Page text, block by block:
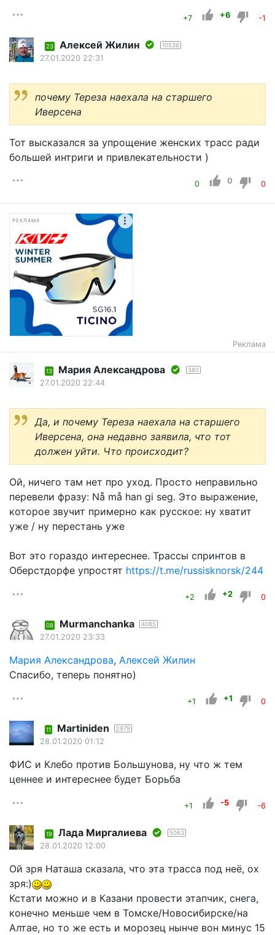
+7 +6 -1
23 Алексей Жилин 10536
27.01.2020 22:31
почему Тереза наехала на старшего
Иверсена
Тот высказался за упрощение женских трасс ради
большей интриги и привлекательности )
0 0 0
РЕКЛАМА
Реклама
13 Мария Александрова 380
27.01.2020 22:44
Да, и почему Тереза наехала на старшего
Иверсена, она недавно заявила, что тот
должен уйти. Что происходит?
Ой, ничего там нет про уход. Просто неправильно
перевели фразу: Nå må han gi seg. Это выражение,
которое звучит примерно как русское: ну хватит
уже / ну перестань уже
Вот это гораздо интереснее. Трассы спринтов в
Оберстдорфе упростят https://t.me/russisknorsk/244
+2 +2 0
08 Murmanchanka 4085
27.01.2020 23:33
Мария Александрова, Алексей Жилин
Спасибо, теперь понятно)
+1 +1 0
11 Martiniden 2979
28.01.2020 01:12
ФИС и Клебо против Большунова, ну что ж тем
ценнее и интереснее будет Борьба
+1 -5 -6
19 Лада Миргалиева 5063
28.01.2020 12:00
Ой зря Наташа сказала, что эта трасса под неё, ох
зря:)
Кстати можно и в Казани провести этапчик, снега,
конечно меньше чем в Томске/Новосибирске/на
Алтае, но то же есть и морозец нынче вон минус 15